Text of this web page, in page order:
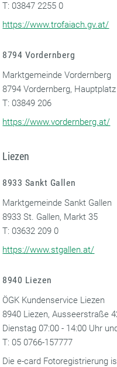
T: 03847 2255 0
https://www.trofaiach.gv.at/
8794 Vordernberg
Marktgemeinde Vordernberg
8794 Vordernberg,
T: 03849 206
https://www.vordernberg.at/
Liezen
8933 Sankt Gallen
Marktgemeinde Sankt Gallen
8933 St. Gallen, Markt 35
T: 03632 209 0
https://www.stgallen.at/
8940 Liezen
ÖGK Kundenservice Liezen
8940 Liezen, Ausseerstraße
Dienstag 07:00 - 14:00 Uhr
T: 05 0766-157777
Die e-card Fotoregistrierung